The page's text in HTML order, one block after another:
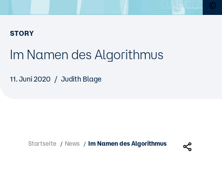
STORY
Im Namen des Algorithmus
11. Juni 2020 Judith Blage
Startseite / News / Im Namen des Algorithmus